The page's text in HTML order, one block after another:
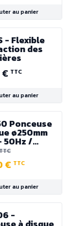
au panier
- Flexible
des
TTC
au panier
Ponceuse
ø250mm
50Hz /
€ TTC
au panier
-